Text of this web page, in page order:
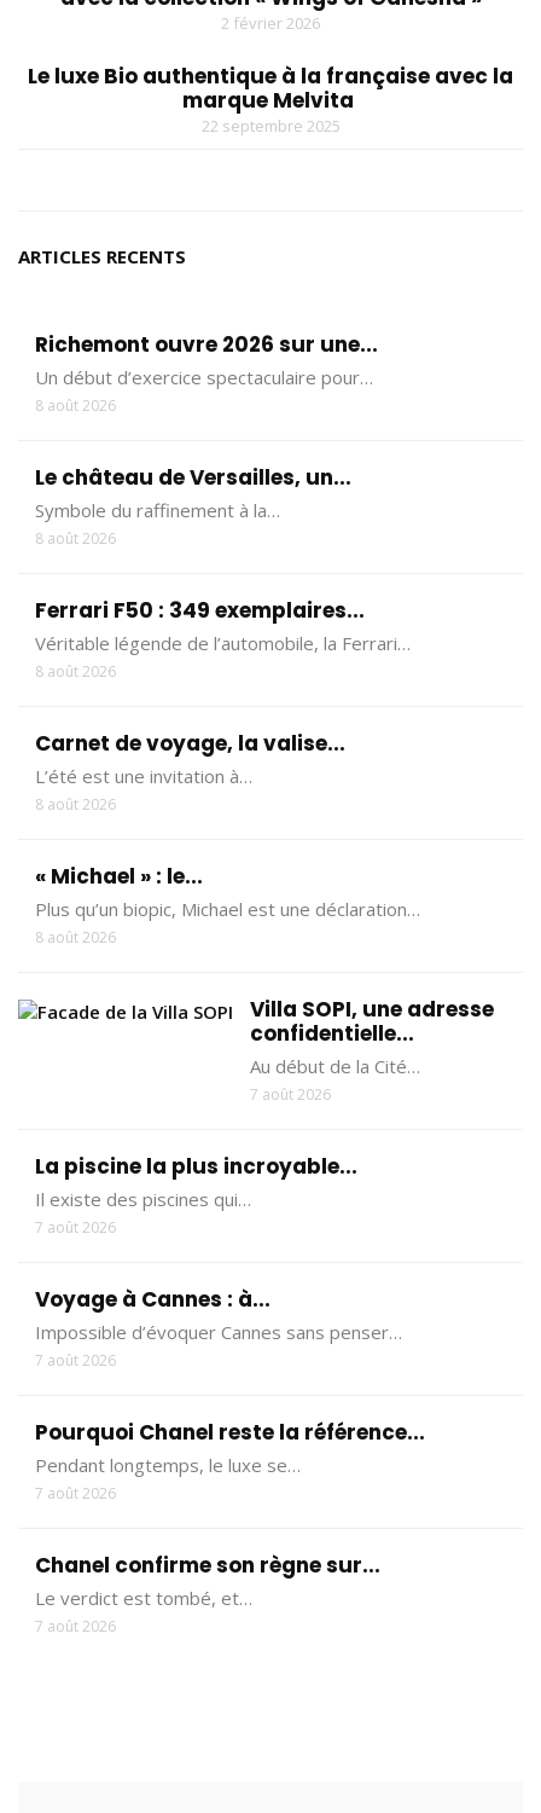
2 février 2026
Le luxe Bio authentique à la française avec la
marque Melvita
22 septembre 2025
ARTICLES RECENTS
Richemont ouvre 2026 sur une...
Un début d’exercice spectaculaire pour…
8 août 2026
Le château de Versailles, un...
Symbole du raffinement à la…
8 août 2026
Ferrari F50 : 349 exemplaires...
Véritable légende de l’automobile, la Ferrari…
8 août 2026
Carnet de voyage, la valise...
L’été est une invitation à…
8 août 2026
« Michael » : le...
Plus qu’un biopic, Michael est une déclaration…
8 août 2026
Villa SOPI, une adresse
confidentielle...
Au début de la Cité…
7 août 2026
La piscine la plus incroyable...
Il existe des piscines qui…
7 août 2026
Voyage à Cannes : à...
Impossible d’évoquer Cannes sans penser…
7 août 2026
Pourquoi Chanel reste la référence...
Pendant longtemps, le luxe se…
7 août 2026
Chanel confirme son règne sur...
Le verdict est tombé, et…
7 août 2026